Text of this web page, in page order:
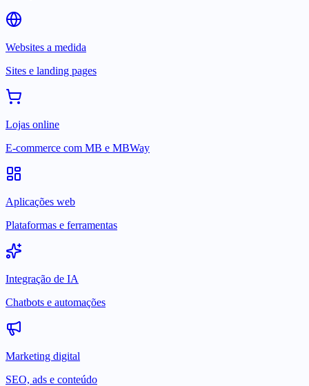
Websites a medida
Sites e landing pages
Lojas online
E-commerce com MB e MBWay
Aplicações web
Plataformas e ferramentas
Integração de IA
Chatbots e automações
Marketing digital
SEO, ads e conteúdo